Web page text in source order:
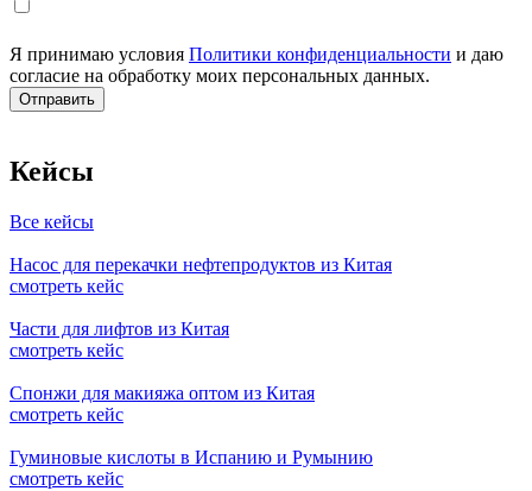
Я принимаю условия Политики конфиденциальности и даю
согласие на обработку моих персональных данных.
Кейсы
Все кейсы
Насос для перекачки нефтепродуктов из Китая
смотреть кейс
Части для лифтов из Китая
смотреть кейс
Спонжи для макияжа оптом из Китая
смотреть кейс
Гуминовые кислоты в Испанию и Румынию
смотреть кейс